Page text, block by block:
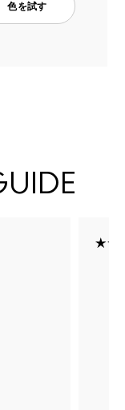
色を試す